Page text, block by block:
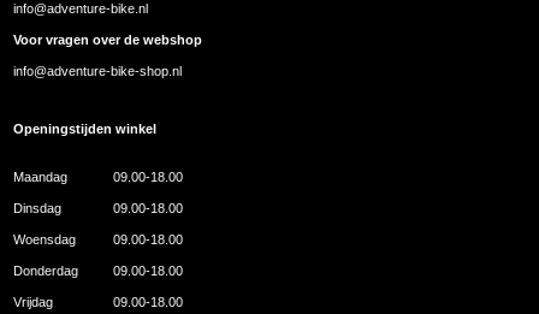
info@adventure-bike.nl
Voor vragen over de webshop
info@adventure-bike-shop.nl
Openingstijden winkel
Maandag 09.00-18.00
Dinsdag 09.00-18.00
Woensdag 09.00-18.00
Donderdag 09.00-18.00
Vrijdag 09.00-18.00